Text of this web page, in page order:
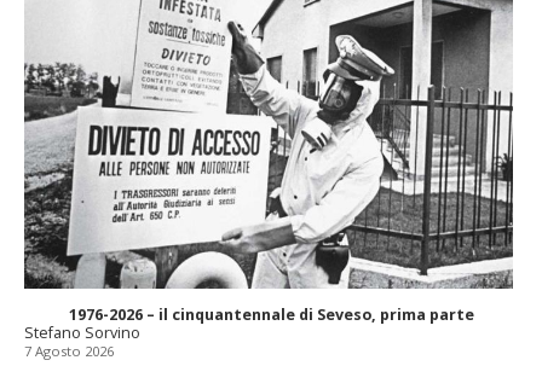
1976-2026 – il cinquantennale di Seveso, prima parte
Stefano Sorvino
7 Agosto 2026